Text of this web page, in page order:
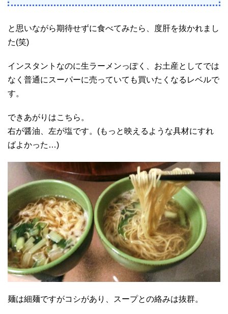
と思いながら期待せずに食べてみたら、度肝を抜かれまし
た(笑)
インスタントなのに生ラーメンっぽく、お土産としてでは
なく普通にスーパーに売っていても買いたくなるレベルで
す。
できあがりはこちら。
右が醤油、左が塩です。(もっと映えるような具材にすれ
ばよかった…)
麺は細麺ですがコシがあり、スープとの絡みは抜群。